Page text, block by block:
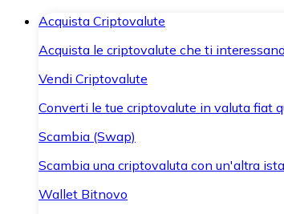
Acquista Criptovalute
Acquista le criptovalute che ti
Vendi Criptovalute
Converti le tue criptovalute in valuta fiat
Scambia (Swap)
Scambia una criptovaluta con un'altra
Wallet Bitnovo